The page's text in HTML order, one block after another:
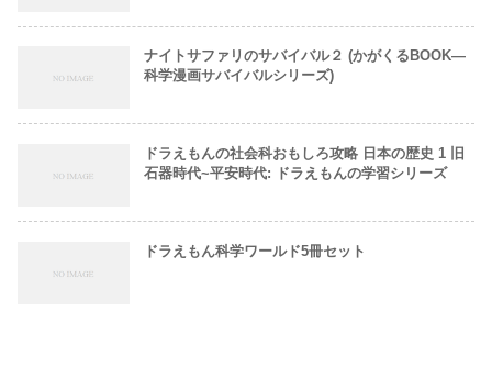
ナイトサファリのサバイバル２ (かがくるBOOK―
科学漫画サバイバルシリーズ)
ドラえもんの社会科おもしろ攻略 日本の歴史 1 旧
石器時代~平安時代: ドラえもんの学習シリーズ
ドラえもん科学ワールド5冊セット